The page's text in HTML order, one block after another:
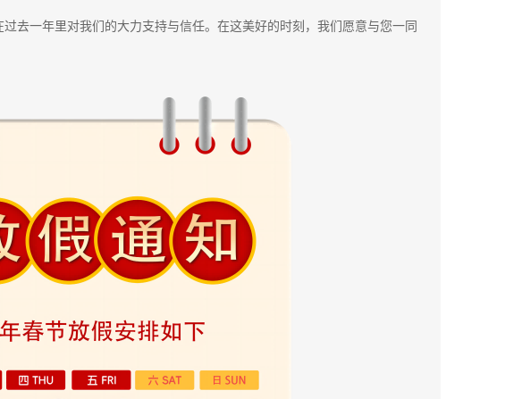
去一年里对我们的大力支持与信任。在这美好的时刻，我们愿意与您一同